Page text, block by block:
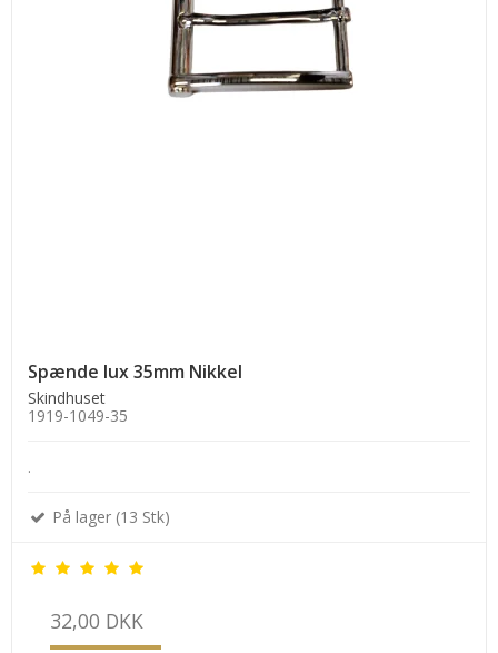
Spænde lux 35mm Nikkel
Skindhuset
1919-1049-35
.
På lager (13 Stk)
32,00 DKK